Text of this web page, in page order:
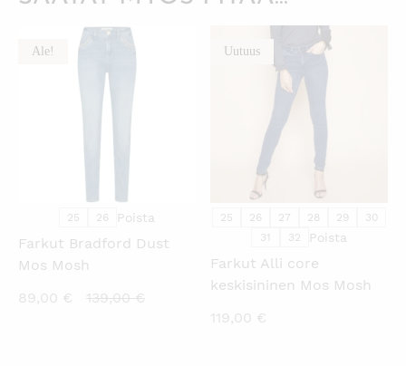
Ale! KATSO PIKANÄKYMÄ
25 26 Poista
Farkut Bradford Dust
Mos Mosh
89,00 €
Nykyinen
139,00€Alkuperäinen
UutuusKATSO PIKANÄKYMÄ
25 26 27 28 29
30
31
32 Poista
Farkut Alli core
keskisininen Mos Mosh
119,00 €